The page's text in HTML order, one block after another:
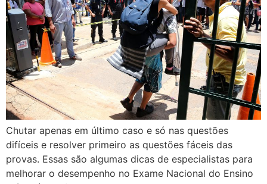
Chutar apenas em último caso e só nas questões
difíceis e resolver primeiro as questões fáceis das
provas. Essas são algumas dicas de especialistas para
melhorar o desempenho no Exame Nacional do Ensino